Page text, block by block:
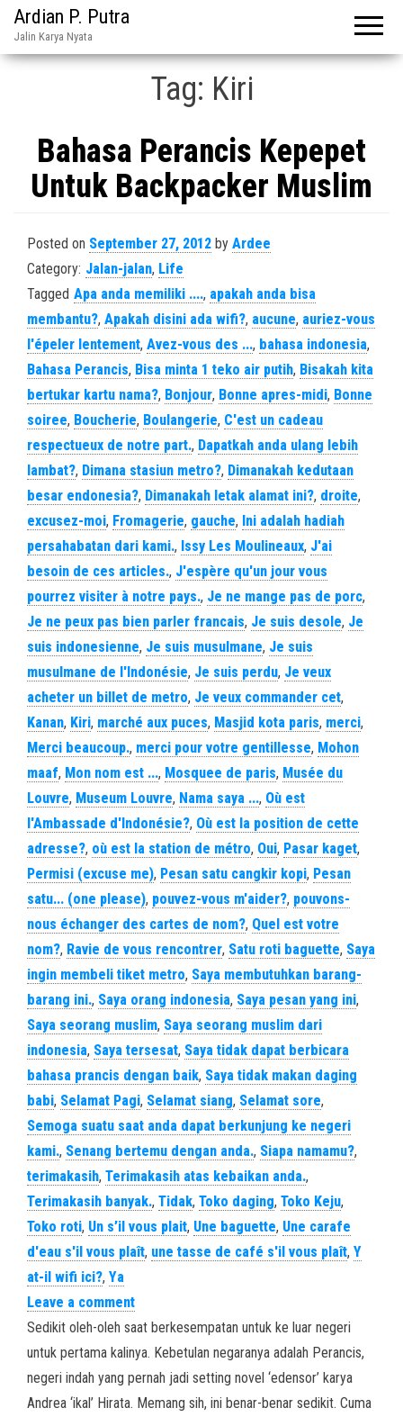
Ardian P. Putra
Jalin Karya Nyata
Tag: Kiri
Bahasa Perancis Kepepet
Untuk Backpacker Muslim
Posted on September 27, 2012 by Ardee
Category: Jalan-jalan, Life
Tagged Apa anda memiliki ...., apakah anda bisa
membantu?, Apakah disini ada wifi?, aucune, auriez-vous
l'épeler lentement, Avez-vous des ..., bahasa indonesia,
Bahasa Perancis, Bisa minta 1 teko air putih, Bisakah kita
bertukar kartu nama?, Bonjour, Bonne apres-midi, Bonne
soiree, Boucherie, Boulangerie, C'est un cadeau
respectueux de notre part., Dapatkah anda ulang lebih
lambat?, Dimana stasiun metro?, Dimanakah kedutaan
besar endonesia?, Dimanakah letak alamat ini?, droite,
excusez-moi, Fromagerie, gauche, Ini adalah hadiah
persahabatan dari kami., Issy Les Moulineaux, J'ai
besoin de ces articles., J'espère qu'un jour vous
pourrez visiter à notre pays., Je ne mange pas de porc,
Je ne peux pas bien parler francais, Je suis desole, Je
suis indonesienne, Je suis musulmane, Je suis
musulmane de l'Indonésie, Je suis perdu, Je veux
acheter un billet de metro, Je veux commander cet,
Kanan, Kiri, marché aux puces, Masjid kota paris, merci,
Merci beaucoup., merci pour votre gentillesse, Mohon
maaf, Mon nom est ..., Mosquee de paris, Musée du
Louvre, Museum Louvre, Nama saya ..., Où est
l'Ambassade d'Indonésie?, Où est la position de cette
adresse?, où est la station de métro, Oui, Pasar kaget,
Permisi (excuse me), Pesan satu cangkir kopi, Pesan
satu... (one please), pouvez-vous m'aider?, pouvons-
nous échanger des cartes de nom?, Quel est votre
nom?, Ravie de vous rencontrer, Satu roti baguette, Saya
ingin membeli tiket metro, Saya membutuhkan barang-
barang ini., Saya orang indonesia, Saya pesan yang ini,
Saya seorang muslim, Saya seorang muslim dari
indonesia, Saya tersesat, Saya tidak dapat berbicara
bahasa prancis dengan baik, Saya tidak makan daging
babi, Selamat Pagi, Selamat siang, Selamat sore,
Semoga suatu saat anda dapat berkunjung ke negeri
kami., Senang bertemu dengan anda., Siapa namamu?,
terimakasih, Terimakasih atas kebaikan anda.,
Terimakasih banyak., Tidak, Toko daging, Toko Keju,
Toko roti, Un s’il vous plait, Une baguette, Une carafe
d'eau s'il vous plaît, une tasse de café s'il vous plaît, Y
at-il wifi ici?, Ya
Leave a comment
Sedikit oleh-oleh saat berkesempatan untuk ke luar negeri
untuk pertama kalinya. Kebetulan negaranya adalah Perancis,
negeri indah yang pernah jadi setting novel ‘edensor’ karya
Andrea ‘ikal’ Hirata. Memang sih, ini benar-benar sedikit. Cuma